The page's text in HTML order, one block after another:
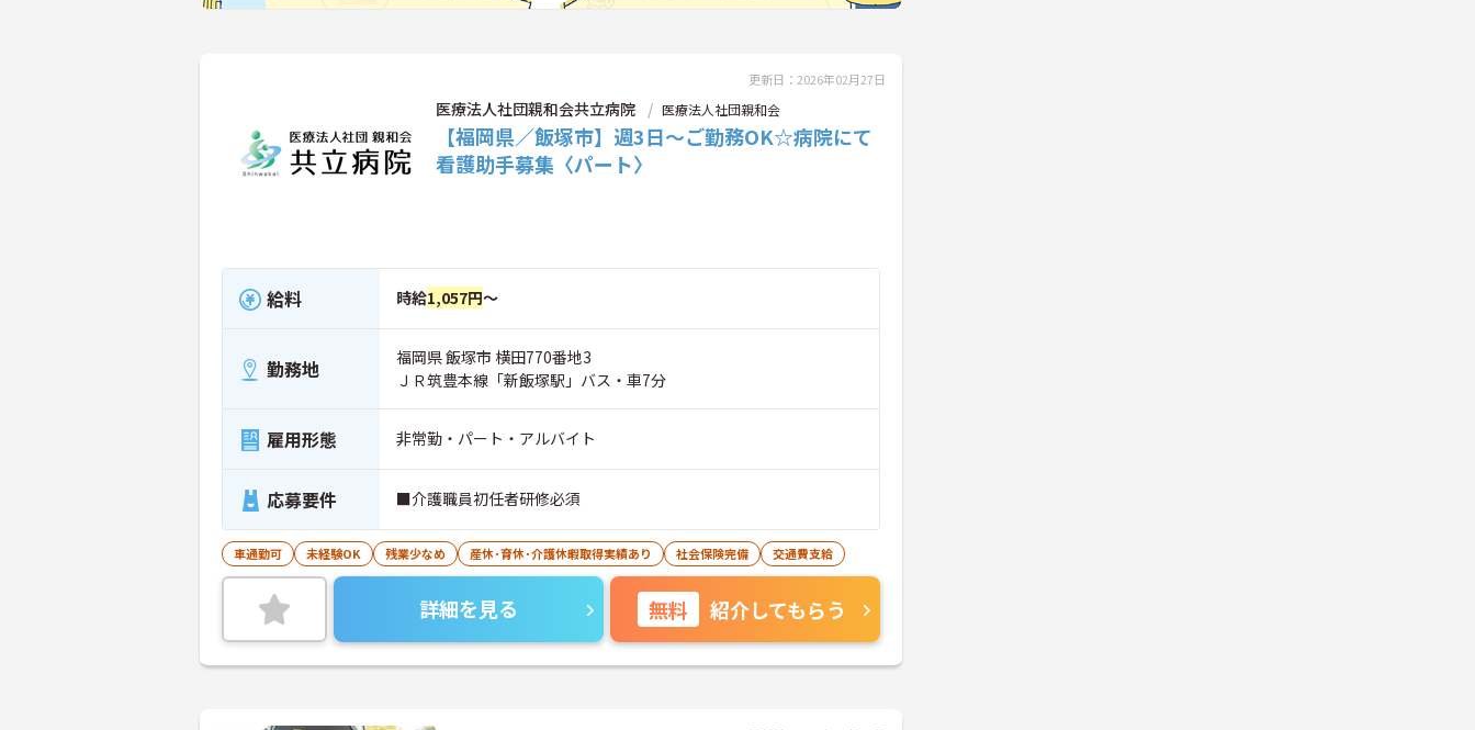
更新日：2026年02月27日
医療法人社団親和会共立病院 医療法人社団親和会
【福岡県／飯塚市】週3日～ご勤務OK☆病院にて
看護助手募集〈パート〉
給料 時給1,057円～
勤務地
福岡県 飯塚市 横田770番地3
ＪＲ筑豊本線「新飯塚駅」バス・車7分
雇用形態 非常勤・パート・アルバイト
応募要件 ■介護職員初任者研修必須
車通勤可 未経験OK 残業少なめ 産休･育休･介護休暇取得実績あり 社会保険完備 交通費支給
詳細を見る 無料 紹介してもらう